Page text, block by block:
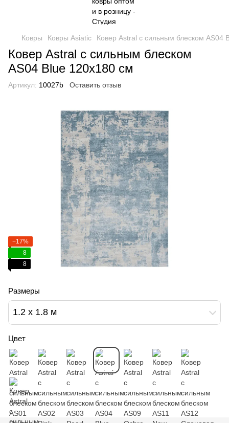
Ковры Ковры Asiatic Ковер Astral с сильным блеском AS04
Ковер Astral с сильным блеском
AS04 Blue 120x180 см
Артикул: 10027b Оставить отзыв
−17%
8
8
Размеры
1.2 х 1.8 м
Цвет